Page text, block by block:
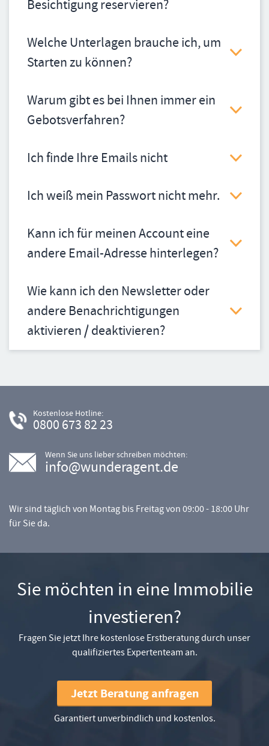
Besichtigung reservieren?
Welche Unterlagen brauche ich, um
Starten zu können?
Warum gibt es bei Ihnen immer ein
Gebotsverfahren?
Ich finde Ihre Emails nicht
Ich weiß mein Passwort nicht mehr.
Kann ich für meinen Account eine
andere Email-Adresse hinterlegen?
Wie kann ich den Newsletter oder
andere Benachrichtigungen
aktivieren / deaktivieren?
Kostenlose Hotline:
0800 673 82 23
Wenn Sie uns lieber schreiben möchten:
info@wunderagent.de
Wir sind täglich von Montag bis Freitag von 09:00 - 18:00 Uhr
für Sie da.
Sie möchten in eine Immobilie
investieren?
Fragen Sie jetzt Ihre kostenlose Erstberatung durch unser
qualifiziertes Expertenteam an.
Jetzt Beratung anfragen
Garantiert unverbindlich und kostenlos.